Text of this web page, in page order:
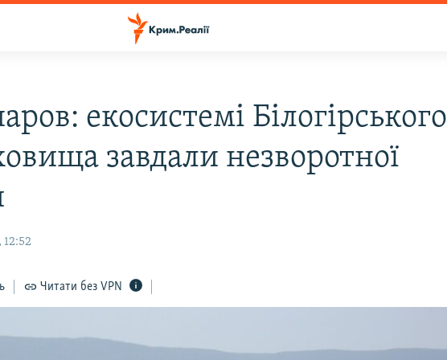
екосистемі Білогірського
завдали незворотної
12:52
Читати без VPN